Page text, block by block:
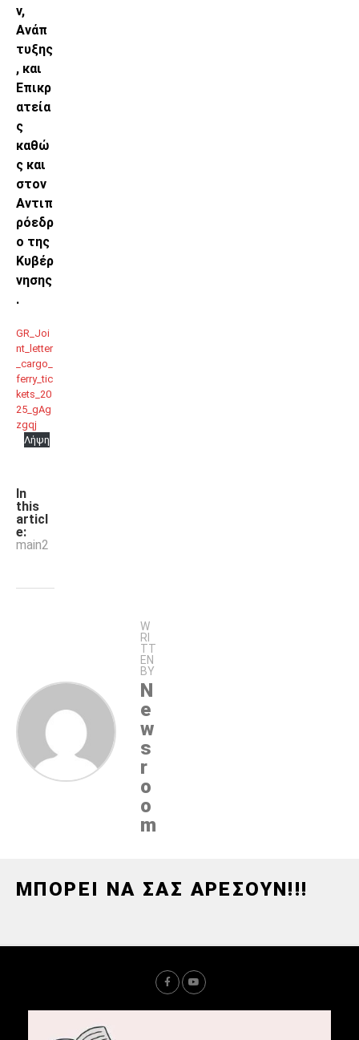
ν,
Ανάπ
τυξης
, και
Επικρ
ατεία
ς
καθώ
ς και
στον
Αντιπ
ρόεδρ
ο της
Κυβέρ
νησης
.
GR_Joi
nt_letter
_cargo_
ferry_tic
kets_20
25_gAg
zgqj
Λήψη
In
this
articl
e:
main2
W
RI
TT
EN
BY
N
e
w
s
r
o
o
m
ΜΠΟΡΕΙ ΝΑ ΣΑΣ ΑΡΕΣΟΥΝ!!!